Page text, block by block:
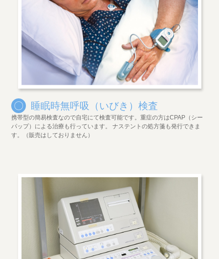
〇 睡眠時無呼吸（いびき）検査
携帯型の簡易検査なので自宅にて検査可能です。重症の方はCPAP（シー
パップ）による治療も行っています。 ナステントの処方箋も発行できま
す。（販売はしておりません）